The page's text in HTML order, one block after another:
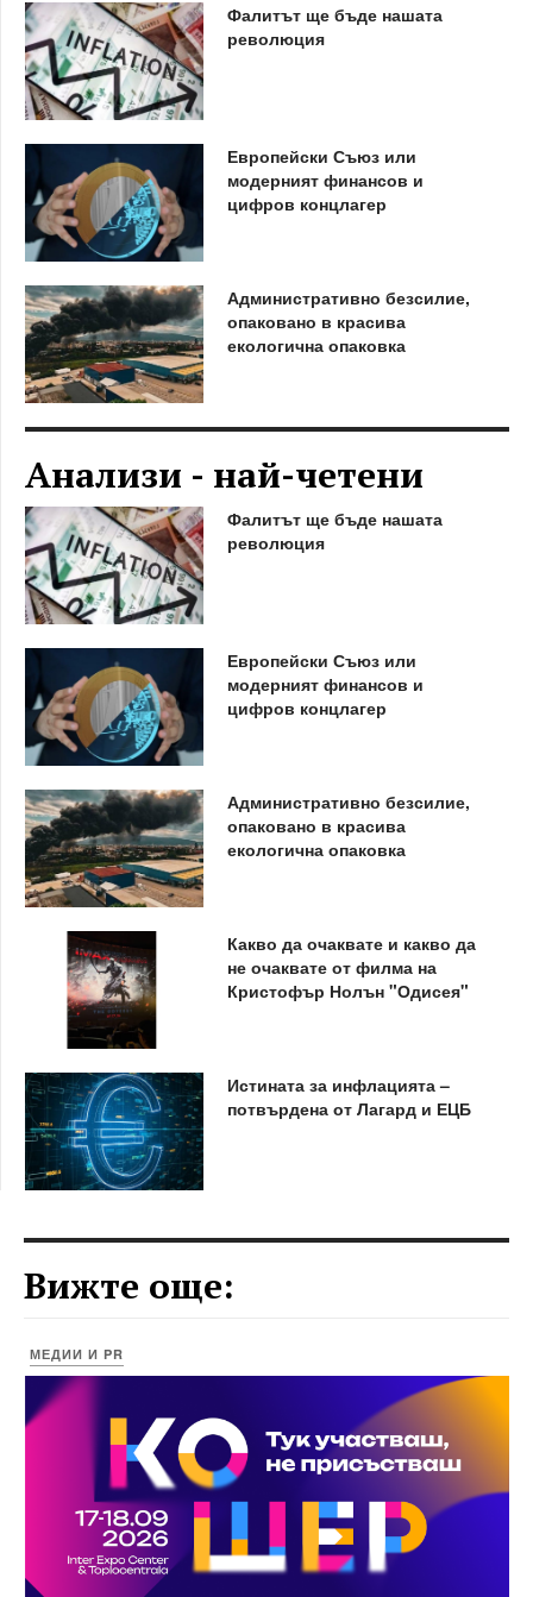
Фалитът ще бъде нашата
революция
Европейски Съюз или
модерният финансов и
цифров концлагер
Административно безсилие,
опаковано в красива
екологична опаковка
Анализи - най-четени
Фалитът ще бъде нашата
революция
Европейски Съюз или
модерният финансов и
цифров концлагер
Административно безсилие,
опаковано в красива
екологична опаковка
Какво да очаквате и какво да
не очаквате от филма на
Кристофър Нолън "Одисея"
Истината за инфлацията –
потвърдена от Лагард и ЕЦБ
Вижте още:
МЕДИИ И PR